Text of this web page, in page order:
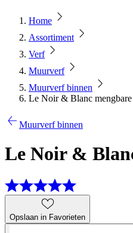
Home
Assortiment
Verf
Muurverf
Muurverf binnen
Le Noir & Blanc
Muurverf binnen
Le Noir &
Opslaan in Favorieten